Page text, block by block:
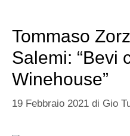
Tommaso
Salemi: “Bevi
Winehouse”
19 Febbraio 2021 di Gio